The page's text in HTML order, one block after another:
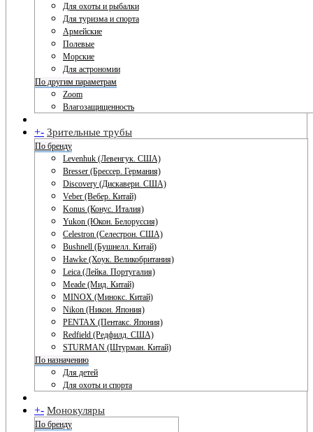
Для охоты и рыбалки
Для туризма и спорта
Армейские
Полевые
Морские
Для астрономии
По другим параметрам
Zoom
Влагозащищенность
+- Зрительные трубы
По бренду
Levenhuk (Левенгук. США)
Bresser (Брессер. Германия)
Discovery (Дискавери. США)
Veber (Вебер. Китай)
Konus (Конус. Италия)
Yukon (Юкон. Белоруссия)
Celestron (Селестрон. США)
Bushnell (Бушнелл. Китай)
Hawke (Хоук. Великобритания)
Leica (Лейка. Португалия)
Meade (Мид. Китай)
MINOX (Минокс. Китай)
Nikon (Никон. Япония)
PENTAX (Пентакс. Япония)
Redfield (Редфилд. США)
STURMAN (Штурман. Китай)
По назначению
Для детей
Для охоты и спорта
+- Монокуляры
По бренду